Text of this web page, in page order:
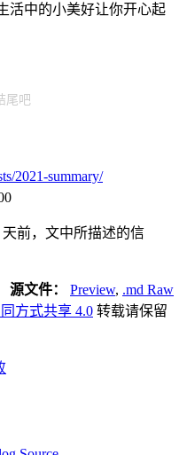
活中的小美好让你开心起
尾吧
2021-summary/
天前，文中所描述的信
源文件： Preview, .md Raw
方式共享 4.0 转载请保留